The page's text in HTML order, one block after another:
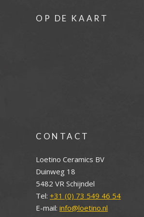
OP DE KAART
CONTACT
Loetino Ceramics BV
Duinweg 18
5482 VR Schijndel
Tel: +31 (0) 73 549 46 54
E-mail: info@loetino.nl